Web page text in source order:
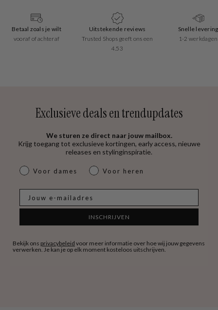
Betaal zoals je wilt
vooraf of achteraf
Uitstekende reviews
Trusted Shops geeft ons een
4.53
Snelle levering
1-2 werkdagen
Exclusieve deals en trendupdates
We sturen ze direct naar jouw mailbox.
Krijg toegang tot exclusieve kortingen, early access, nieuwe
releases en stylinginspiratie.
dames & heren
Voor dames Voor heren
INSCHRIJVEN
Bekijk ons privacybeleid voor meer informatie over hoe wij jouw gegevens
verwerken. Je kan je op elk moment kosteloos uitschrijven.